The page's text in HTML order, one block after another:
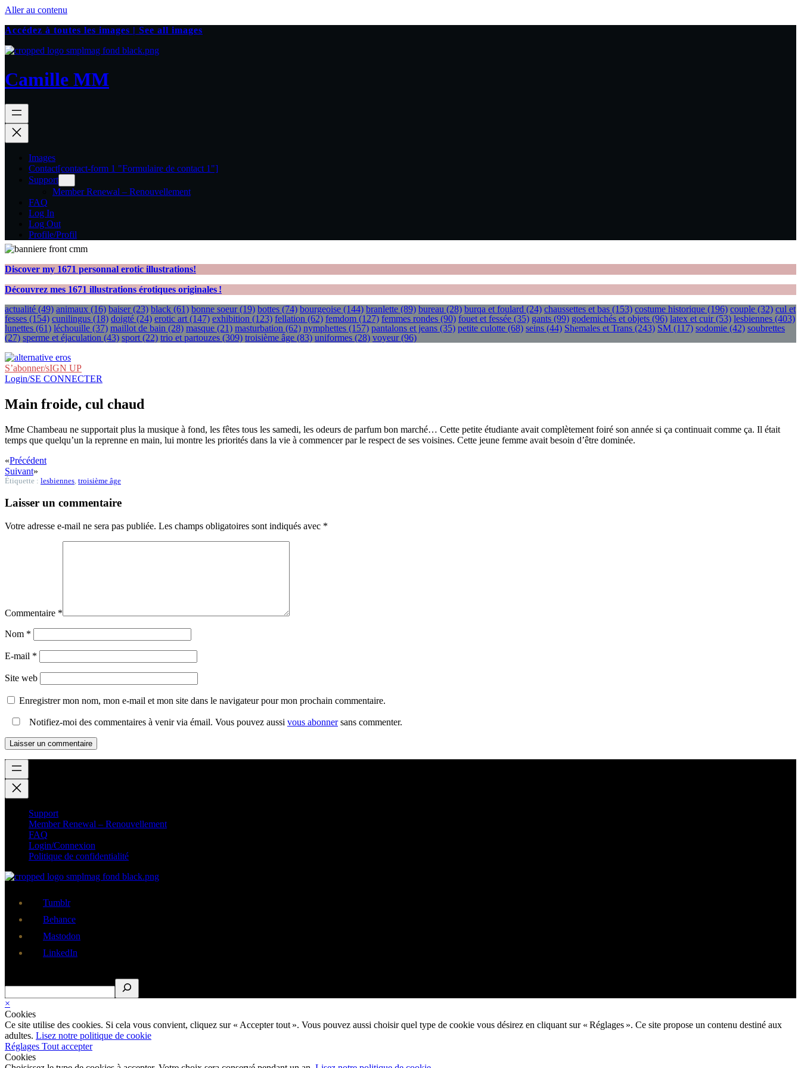
Aller au contenu
Accédez à toutes les images | See all images
Camille MM
Images
Contact[contact-form 1 "Formulaire de contact 1"]
Support
Member Renewal – Renouvellement
FAQ
Log In
Log Out
Profile/Profil
Discover my 1671 personnal erotic illustrations!
Découvrez mes 1671 illustrations érotiques originales !
actualité (49) animaux (16) baiser(23) black (61) bonne soeur(19) bottes (74) bourgeoise (144) branlette (89) bureau (28) burqa et foulard (24) chaussettes et bas (153) costume historique (196) couple (32) cul et
fesses (154) cunilingus (18) doigté (24) erotic art (147) exhibition (123) fellation (62) femdom (127) femmes rondes (90) fouet et fessée (35) gants (99) godemichés et objets (96) latex et cuir(53) lesbiennes (403)
lunettes (61) léchouille (37) maillot de bain (28) masque (21) masturbation (62) nymphettes (157) pantalons et jeans (35) petite culotte (68) seins (44) Shemales et Trans (243) SM (117) sodomie (42) soubrettes
(27) sperme et éjaculation (43) sport (22) trio et partouzes (309) troisième âge (83) uniformes (28) voyeur(96)
S’abonner/sIGN UP
Login/SE CONNECTER
Main froide, cul chaud
Mme Chambeau ne supportait plus la musique à fond, les fêtes tous les samedi, les odeurs de parfum bon marché… Cette petite étudiante avait complètement foiré son année si ça continuait comme ça. Il était
temps que quelqu’un la reprenne en main, lui montre les priorités dans la vie à commencer par le respect de ses voisines. Cette jeune femme avait besoin d’être dominée.
«Précédent
Suivant»
Étiquette : lesbiennes troisième âge
Laisser un commentaire
Votre adresse e-mail ne sera pas publiée. Les champs obligatoires sont indiqués avec *
Commentaire *
Nom *
E-mail *
Site web
Enregistrer mon nom, mon e-mail et mon site dans le navigateur pour mon prochain commentaire.
Notifiez-moi des commentaires à venir via émail. Vous pouvez aussi vous abonnersans commenter.
Support
Member Renewal – Renouvellement
FAQ
Login/Connexion
Politique de confidentialité
Tumblr
Behance
Mastodon
LinkedIn
×
Cookies
Ce site utilise des cookies. Si cela vous convient, cliquez sur « Accepter tout ». Vous pouvez aussi choisir quel type de cookie vous désirez en cliquant sur « Réglages ». Ce site propose un contenu destiné aux
adultes. Lisez notre politique de cookie
Réglages Tout accepter
Cookies